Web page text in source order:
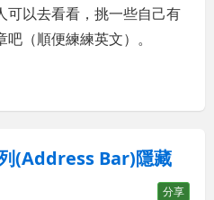
可以去看看，挑一些自己有
（順便練練英文）。
(Address Bar)隱藏
分享